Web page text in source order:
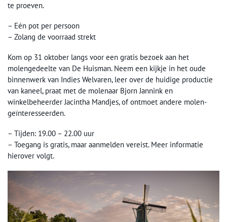
te proeven.
– Eén pot per persoon
– Zolang de voorraad strekt
Kom op 31 oktober langs voor een gratis bezoek aan het
molengedeelte van De Huisman. Neem een kijkje in het oude
binnenwerk van Indies Welvaren, leer over de huidige productie
van kaneel, praat met de molenaar Bjorn Jannink en
winkelbeheerder Jacintha Mandjes, of ontmoet andere molen-
geïnteresseerden.
– Tijden: 19.00 – 22.00 uur
– Toegang is gratis, maar aanmelden vereist. Meer informatie
hierover volgt.